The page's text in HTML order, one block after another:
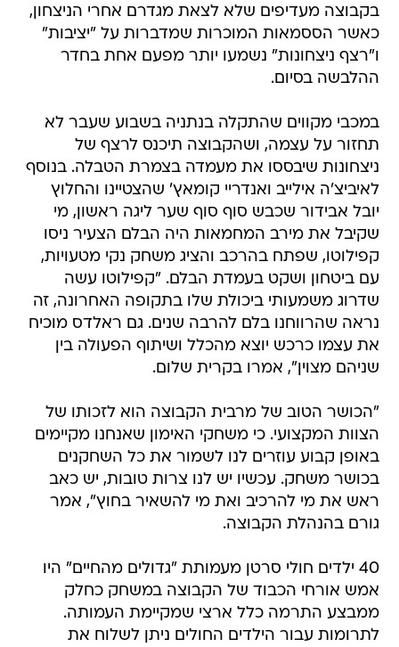
בקבוצה מעדיפים שלא לצאת מגדרם אחרי הניצחון,
כאשר הססמאות המוכרות שמדברות על "יציבות"
ו"רצף ניצחונות" נשמעו יותר מפעם אחת בחדר
ההלבשה בסיום.
במכבי מקווים שהתקלה בנתניה בשבוע שעבר לא
תחזור על עצמה, ושהקבוצה תיכנס לרצף של
ניצחונות שיבססו את מעמדה בצמרת הטבלה. בנוסף
לאיביצ'ה אילייב ואנדריי קומאץ' שהצטיינו והחלוץ
יובל אבידור שכבש סוף סוף שער ליגה ראשון, מי
שקיבל את מירב המחמאות היה הבלם הצעיר ניסו
קפילוטו, שפתח בהרכב והציג משחק נקי מטעויות,
עם ביטחון ושקט בעמדת הבלם. "קפילוטו עשה
שדרוג משמעותי ביכולת שלו בתקופה האחרונה, זה
נראה שהרווחנו בלם להרבה שנים. גם ראלדס מוכיח
את עצמו כרכש יוצא מהכלל ושיתוף הפעולה בין
שניהם מצוין", אמרו בקרית שלום.
"הכושר הטוב של מרבית הקבוצה הוא לזכותו של
הצוות המקצועי. כי משחקי האימון שאנחנו מקיימים
באופן קבוע עוזרים לנו לשמור את כל השחקנים
בכושר משחק. עכשיו יש לנו צרות טובות, יש כאב
ראש את מי להרכיב ואת מי להשאיר בחוץ", אמר
גורם בהנהלת הקבוצה.
40 ילדים חולי סרטן מעמותת "גדולים מהחיים" היו
אמש אורחי הכבוד של הקבוצה במשחק כחלק
ממבצע התרמה כלל ארצי שמקיימת העמותה.
לתרומות עבור הילדים החולים ניתן לשלוח את